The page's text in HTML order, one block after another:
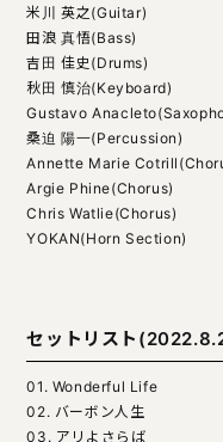
米川 英之(Guitar)
田浪 真悟(Bass)
吉田 佳史(Drums)
秋田 慎治(Keyboard)
Gustavo
桑迫 陽一(Percussion)
Annette Marie
Argie Phine(Chorus)
Chris Watlie(Chorus)
YOKAN(Horn Section)
セットリスト
01. Wonderful Life
02. バーボン人生
03. アリよさらば